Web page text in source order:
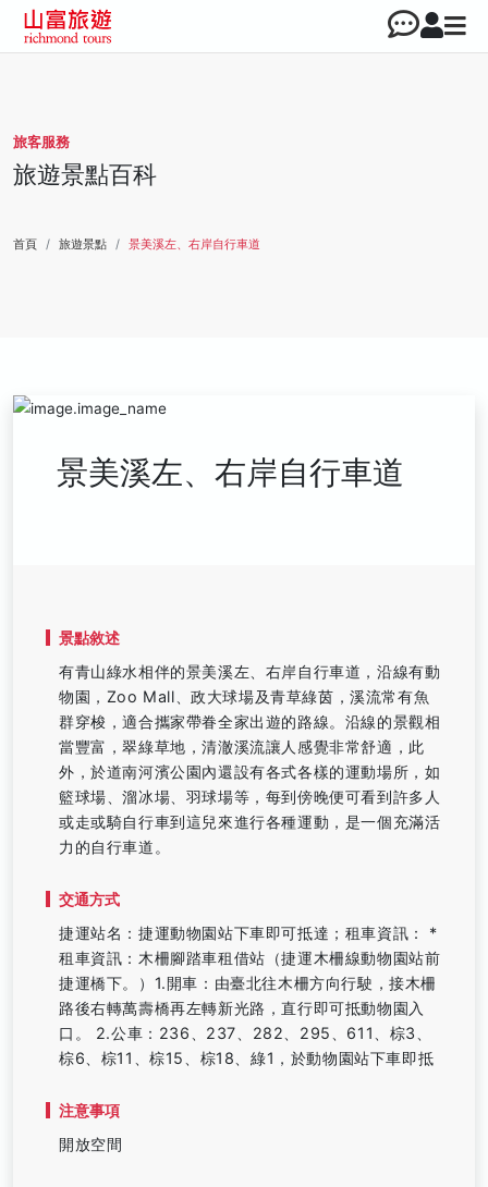
旅客服務
旅遊景點百科
首頁 旅遊景點 景美溪左、右岸自行車道
景美溪左、右岸自行車道
景點敘述
有青山綠水相伴的景美溪左、右岸自行車道，沿線有動
物園，Zoo Mall、政大球場及青草綠茵，溪流常有魚
群穿梭，適合攜家帶眷全家出遊的路線。沿線的景觀相
當豐富，翠綠草地，清澈溪流讓人感覺非常舒適，此
外，於道南河濱公園內還設有各式各樣的運動場所，如
籃球場、溜冰場、羽球場等，每到傍晚便可看到許多人
或走或騎自行車到這兒來進行各種運動，是一個充滿活
力的自行車道。
交通方式
捷運站名：捷運動物園站下車即可抵達；租車資訊： *
租車資訊：木柵腳踏車租借站（捷運木柵線動物園站前
捷運橋下。）1.開車：由臺北往木柵方向行駛，接木柵
路後右轉萬壽橋再左轉新光路，直行即可抵動物園入
口。 2.公車：236、237、282、295、611、棕3、
棕6、棕11、棕15、棕18、綠1，於動物園站下車即抵
注意事項
開放空間